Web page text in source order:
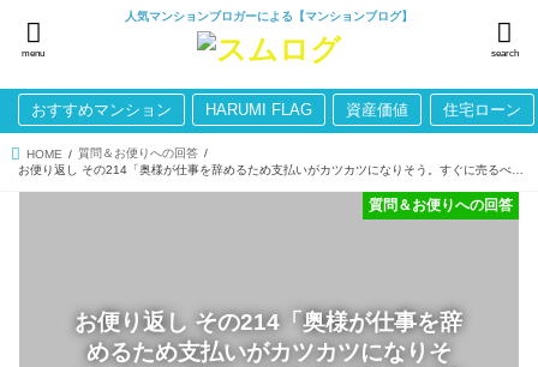
人気マンションブロガーによる【マンションブログ】
search
menu
おすすめマンション HARUMI FLAG 資産価値 住宅ローン
HOME
質問＆お便りへの回答
お便り返し その214「奥様が仕事を辞
めるため支払いがカツカツになりそ
質問＆お便りへの回答